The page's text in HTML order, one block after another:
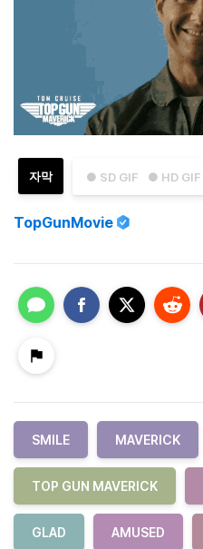
● SD GIF ● HD GIF
자막
TopGunMovie
SMILE MAVERICK
TOP GUN MAVERICK
GLAD AMUSED